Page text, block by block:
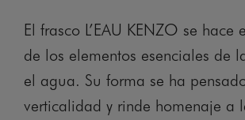
El frasco L’EAU KENZO se hace
de los elementos esenciales de
el agua. Su forma se ha
verticalidad y rinde homenaje a